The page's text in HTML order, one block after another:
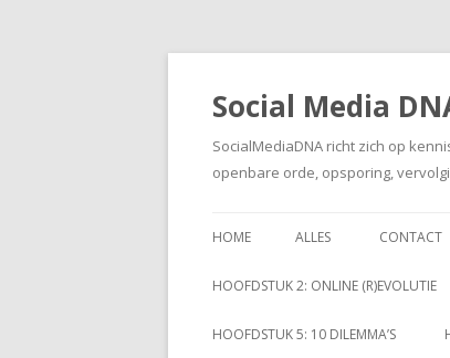
Social Media
SocialMediaDNA richt zich op
openbare orde, opsporing,
HOME ALLES CONTACT
HOOFDSTUK 2: ONLINE (R)EVOLUTIE
HOOFDSTUK 5: 10 DILEMMA’S